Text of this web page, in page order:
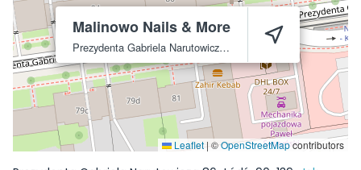
Malinowo Nails & More
Prezydenta Gabriela Narutowicza 86 90-139
Leaflet | ©OpenStreetMapcontributors